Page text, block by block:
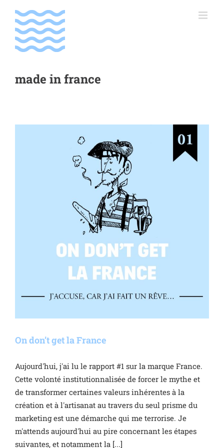
contenu
made in france
On don’t get la France
Aujourd'hui, j'ai lu le rapport #1 sur la marque France.
Cette volonté institutionnalisée de forcer le mythe et
de transformer certaines valeurs inhérentes à la
création et à l'artisanat au travers du seul prisme du
marketing est une démarche qui me terrorise. Je
m'attends aujourd'hui au pire concernant les étapes
suivantes, et notamment la [...]